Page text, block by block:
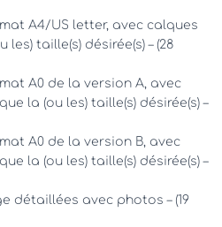
A4/US letter, avec calques
taille(s) désirée(s) – (28
A0 de la version A, avec
la (ou les) taille(s) désirée(s) –
A0 de la version B, avec
la (ou les) taille(s) désirée(s) –
détaillées avec photos – (19